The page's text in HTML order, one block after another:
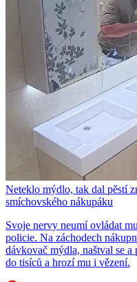
Neteklo mýdlo, tak dal pěstí
smíchovského nákupáku
Svoje nervy neumí ovládat
policie. Na záchodech
dávkovač mýdla, naštval se a
do tisíců a hrozí mu i vězení.